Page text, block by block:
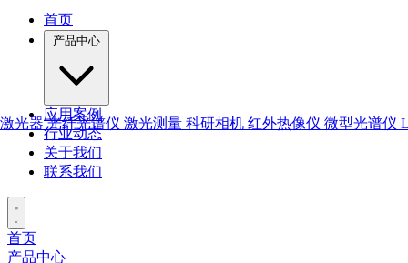
首页
产品中心
激光器光纤光谱仪 激光测量 科研相机 红外热像仪 微型光谱仪
应用案例
行业动态
关于我们
联系我们
首页
产品中心